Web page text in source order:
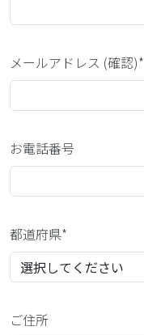
メールアドレス (確認)*
お電話番号
都道府県*
ご住所